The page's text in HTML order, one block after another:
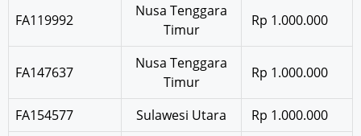
FA119992
Nusa Tenggara
Timur
Rp 1.000.000
FA147637
Nusa Tenggara
Timur
Rp 1.000.000
FA154577 Sulawesi Utara Rp 1.000.000